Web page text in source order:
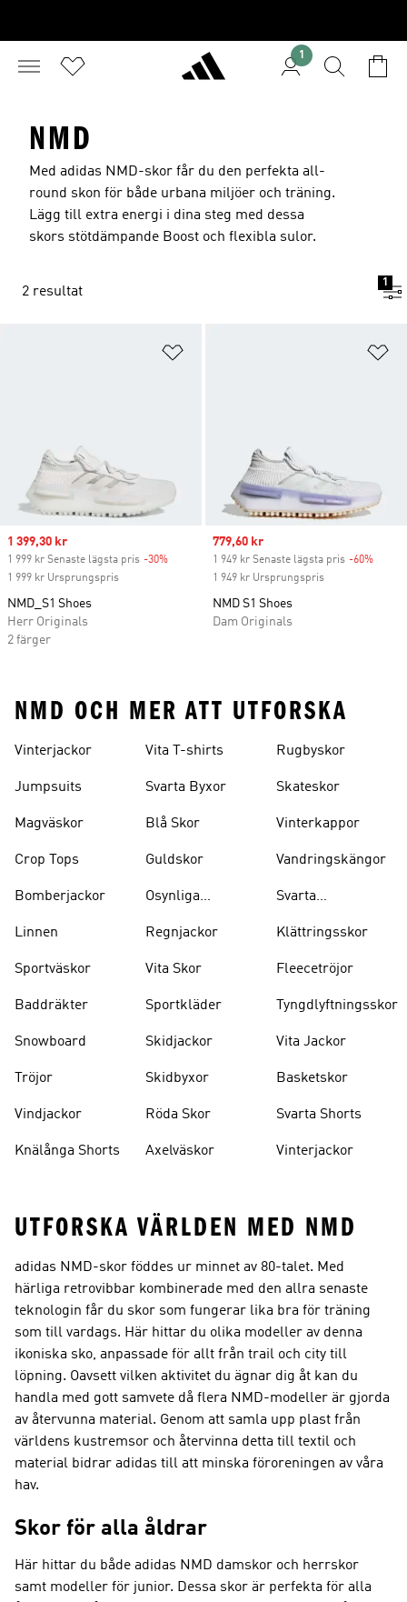
1
NMD
Med adidas NMD-skor får du den perfekta all-
round skon för både urbana miljöer och träning.
Lägg till extra energi i dina steg med dessa
skors stötdämpande Boost och flexibla sulor.
2 resultat
1
Sale price
1 399,30 kr
1 999 kr Senaste lägsta pris -30%
1 999 kr Ursprungspris
NMD_S1 Shoes
Herr Originals
2 färger
Sale price
779,60 kr
1 949 kr Senaste lägsta pris -60%
1 949 kr Ursprungspris
NMD S1 Shoes
Dam Originals
NMD OCH MER ATT UTFORSKA
Vinterjackor
Jumpsuits
Magväskor
Crop Tops
Bomberjackor
Linnen
Sportväskor
Baddräkter
Snowboard
Tröjor
Vindjackor
Knälånga Shorts
Vita T-shirts
Svarta Byxor
Blå Skor
Guldskor
Osynliga
Regnjackor
Vita Skor
Sportkläder
Skidjackor
Skidbyxor
Röda Skor
Axelväskor
Rugbyskor
Skateskor
Vinterkappor
Vandringskängor
Svarta
Klättringsskor
Fleecetröjor
Tyngdlyftningsskor
Vita Jackor
Basketskor
Svarta Shorts
Vinterjackor
UTFORSKA VÄRLDEN MED NMD
adidas NMD-skor föddes ur minnet av 80-talet. Med
härliga retrovibbar kombinerade med den allra senaste
teknologin får du skor som fungerar lika bra för träning
som till vardags. Här hittar du olika modeller av denna
ikoniska sko, anpassade för allt från trail och city till
löpning. Oavsett vilken aktivitet du ägnar dig åt kan du
handla med gott samvete då flera NMD-modeller är gjorda
av återvunna material. Genom att samla upp plast från
världens kustremsor och återvinna detta till textil och
material bidrar adidas till att minska föroreningen av våra
hav.
Skor för alla åldrar
Här hittar du både adidas NMD damskor och herrskor
samt modeller för junior. Dessa skor är perfekta för alla